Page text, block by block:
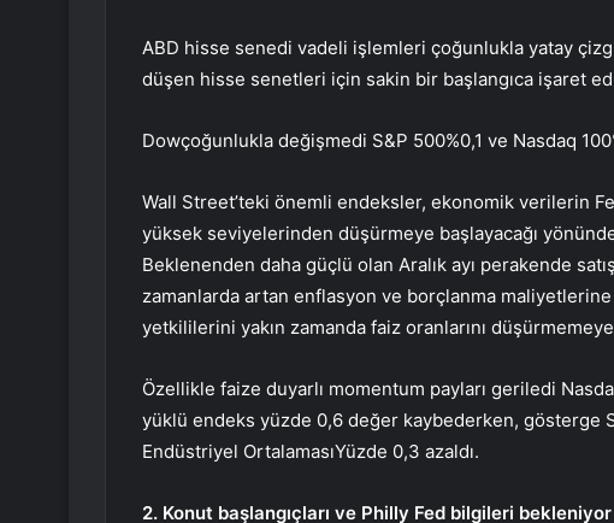
ABD hisse senedi vadeli işlemleri çoğunlukla yatay
düşen hisse senetleri için sakin bir başlangıca işaret
Dowçoğunlukla değişmedi S&P 500%0,1 ve Nasdaq 100
Wall Street’teki önemli endeksler, ekonomik verilerin
yüksek seviyelerinden düşürmeye başlayacağı
Beklenenden daha güçlü olan Aralık ayı perakende
zamanlarda artan enflasyon ve borçlanma
yetkililerini yakın zamanda faiz oranlarını
Özellikle faize duyarlı momentum payları geriledi
yüklü endeks yüzde 0,6 değer kaybederken, gösterge
Endüstriyel OrtalamasıYüzde 0,3 azaldı.
2. Konut başlangıçları ve Philly Fed bilgileri bekleniyor